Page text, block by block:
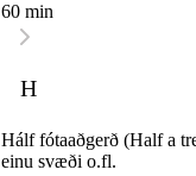
60 min
H
Hálf fótaaðgerð (Half a
einu svæði o.fl.